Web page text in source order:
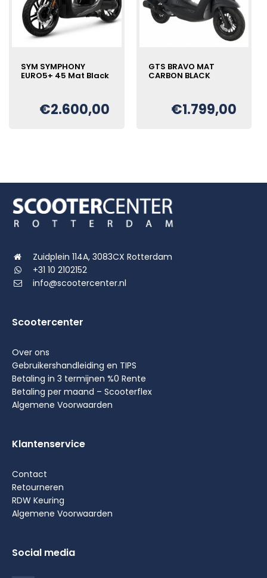
SYM SYMPHONY
EURO5+ 45 Mat Black
Oorspronkelijke
€2.600,00
Huidige
GTS BRAVO MAT
CARBON BLACK
Oorspronkelijke
€1.799,00
Huidige
Zuidplein 114A, 3083CX Rotterdam
+31 10 2102152
info@scootercenter.nl
Scootercenter
Over ons
Gebruikershandleiding en TIPS
Betaling in 3 termijnen %0 Rente
Betaling per maand – Scooterflex
Algemene Voorwaarden
Klantenservice
Contact
Retourneren
RDW Keuring
Algemene Voorwaarden
Social media